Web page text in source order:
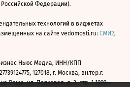
Федерации).
технологий в виджетах
на сайте vedomosti.ru: СМИ2,
Ньюс Медиа, ИНН/КПП
127018, г. Москва, вн.тер.г.
Роща, ул. Полковая, д. 3, стр. 1 1999—